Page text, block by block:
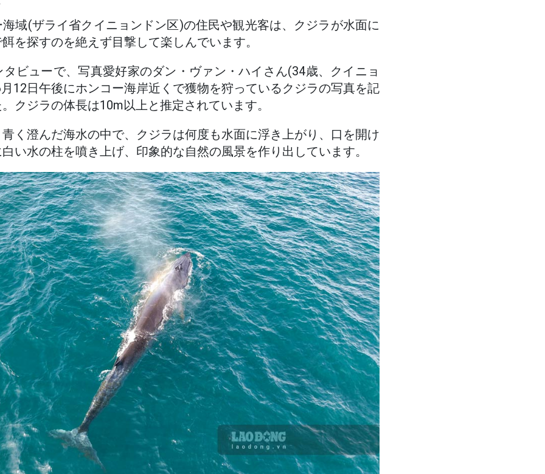
域(ザライ省クイニョンドン区)の住民や観光客は、クジラが水面に
を探すのを絶えず目撃して楽しんでいます。
ビューで、写真愛好家のダン・ヴァン・ハイさん(34歳、クイニョ
12日午後にホンコー海岸近くで獲物を狩っているクジラの写真を記
クジラの体長は10m以上と推定されています。
く澄んだ海水の中で、クジラは何度も水面に浮き上がり、口を開け
い水の柱を噴き上げ、印象的な自然の風景を作り出しています。